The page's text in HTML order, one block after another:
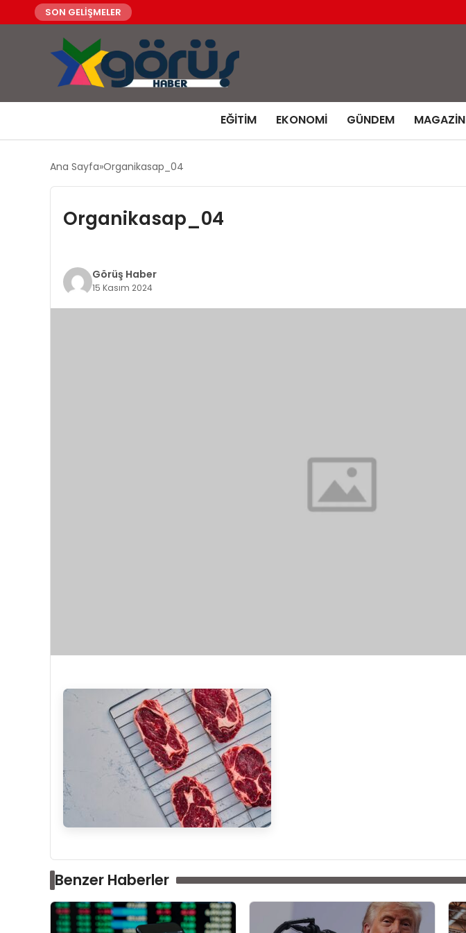
SON GELİŞMELER
EĞITIM EKONOMI GÜNDEM MAGAZIN
Ana Sayfa Organikasap_04
Organikasap_04
Görüş Haber
15 Kasım 2024
Benzer Haberler